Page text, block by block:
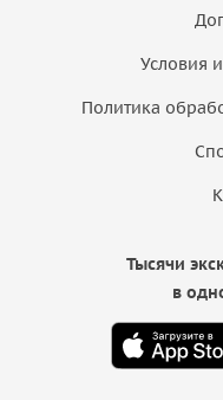
Условия
Политика
Тысячи
в